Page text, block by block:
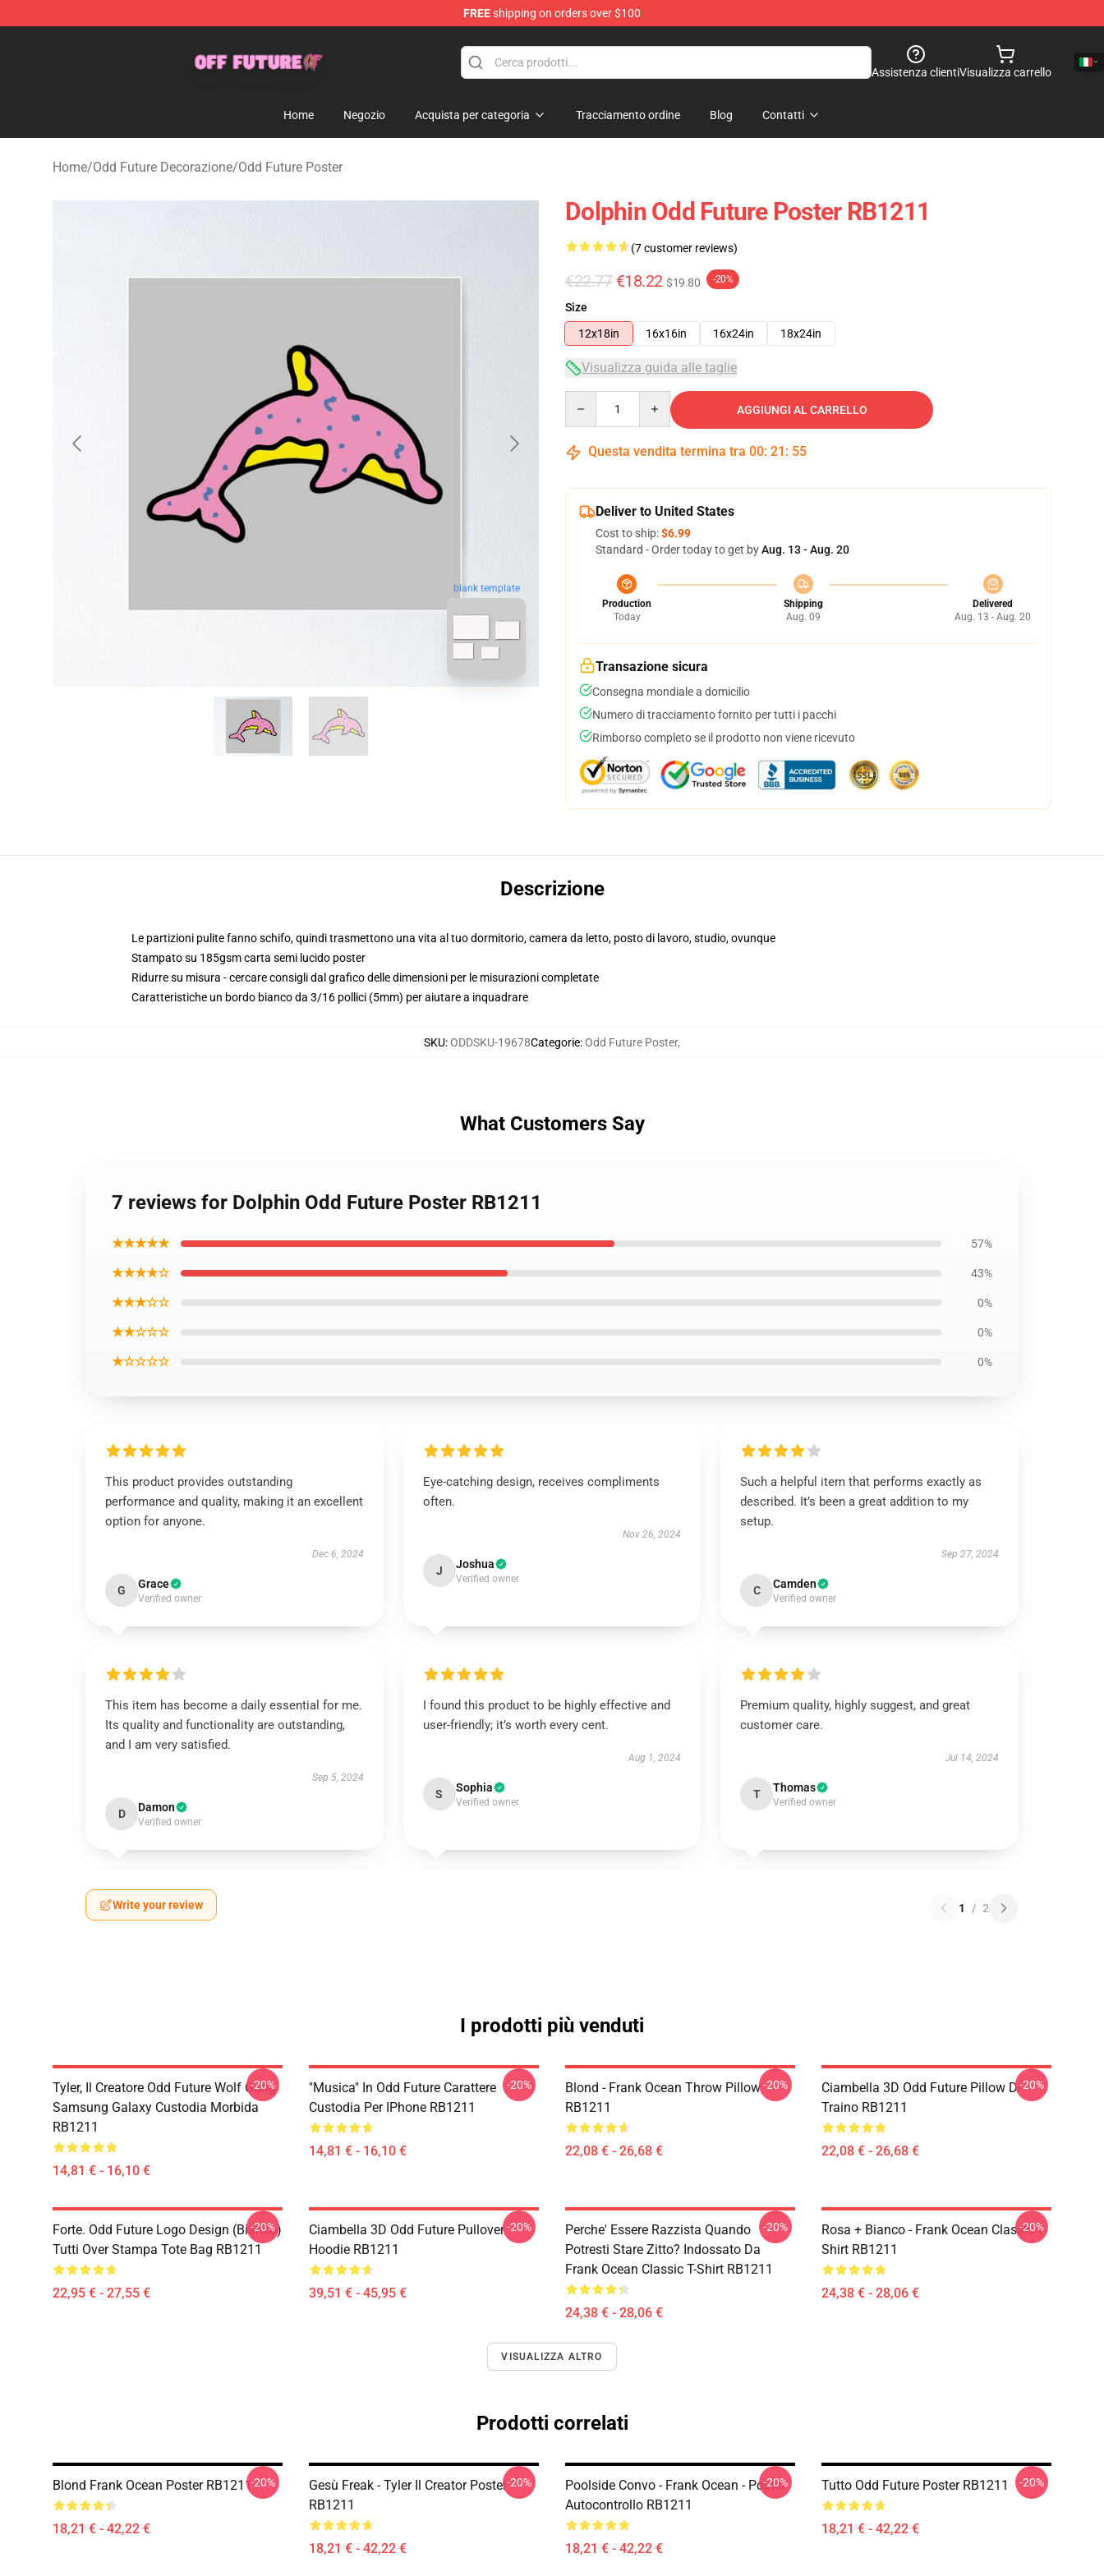
FREEshipping on orders over $100
Assistenza clientiVisualizza carrello
Home Negozio Acquista per categoria Tracciamento ordine Blog Contatti
Home/Odd Future Decorazione/Odd Future Poster
blank template
Dolphin Odd Future Poster RB1211
(7 customer reviews)
€22.77 €18.22 $19.80 -20%
Size
12x18in
16x16in 16x24in 18x24in
Visualizza guida alle taglie
AGGIUNGI AL CARRELLO
Questa vendita termina tra 00: 21 : 54
Deliver to United States
Cost to ship:$6.99
Standard - Order today to get byAug. 13 - Aug. 20
Production
Today
Shipping
Aug. 09
Delivered
Aug. 13 - Aug. 20
Transazione sicura
Consegna mondiale a domicilio
Numero di tracciamento fornito per tutti i pacchi
Rimborso completo se il prodotto non viene ricevuto
Descrizione
Le partizioni pulite fanno schifo, quindi trasmettono una vita al tuo dormitorio, camera da letto, posto di lavoro, studio, ovunque
Stampato su 185gsm carta semi lucido poster
Ridurre su misura - cercare consigli dal grafico delle dimensioni per le misurazioni completate
Caratteristiche un bordo bianco da 3/16 pollici (5mm) per aiutare a inquadrare
SKU:ODDSKU-19678Categorie:Odd Future Poster,
What Customers Say
7 reviews for Dolphin Odd Future Poster RB1211
★★★★★ 57%
★★★★☆ 43%
★★★☆☆ 0%
★★☆☆☆ 0%
★☆☆☆☆ 0%
This product provides outstanding
performance and quality, making it an excellent
option for anyone.
Dec 6, 2024
G Grace
Verified owner
Eye-catching design, receives compliments
often.
Nov 26, 2024
J Joshua
Verified owner
Such a helpful item that performs exactly as
described. It’s been a great addition to my
setup.
Sep 27, 2024
C Camden
Verified owner
This item has become a daily essential for me.
Its quality and functionality are outstanding,
and I am very satisfied.
Sep 5, 2024
D Damon
Verified owner
I found this product to be highly effective and
user-friendly; it’s worth every cent.
Aug 1, 2024
S Sophia
Verified owner
Premium quality, highly suggest, and great
customer care.
Jul 14, 2024
T Thomas
Verified owner
Write your review 1 / 2
I prodotti più venduti
Tyler, Il Creatore Odd Future Wolf Gang
Samsung Galaxy Custodia Morbida
RB1211
14,81 € - 16,10 €
-20%
"Musica" In Odd Future Carattere
Custodia Per IPhone RB1211
14,81 € - 16,10 €
-20%
Blond - Frank Ocean Throw Pillow
RB1211
22,08 € - 26,68 €
-20%
Ciambella 3D Odd Future Pillow Di
Traino RB1211
22,08 € - 26,68 €
-20%
Forte. Odd Future Logo Design (bianco)
Tutti Over Stampa Tote Bag RB1211
22,95 € - 27,55 €
-20%
Ciambella 3D Odd Future Pullover
Hoodie RB1211
39,51 € - 45,95 €
-20%
Perche' Essere Razzista Quando
Potresti Stare Zitto? Indossato Da
Frank Ocean Classic T-Shirt RB1211
24,38 € - 28,06 €
-20%
Rosa + Bianco - Frank Ocean Classic T-
Shirt RB1211
24,38 € - 28,06 €
-20%
VISUALIZZA ALTRO
Prodotti correlati
Blond Frank Ocean Poster RB1211
18,21 € - 42,22 €
-20%
Gesù Freak - Tyler Il Creator Poster
RB1211
18,21 € - 42,22 €
-20%
Poolside Convo - Frank Ocean - Poster
Autocontrollo RB1211
18,21 € - 42,22 €
-20% Tutto Odd Future Poster RB1211
18,21 € - 42,22 €
-20%